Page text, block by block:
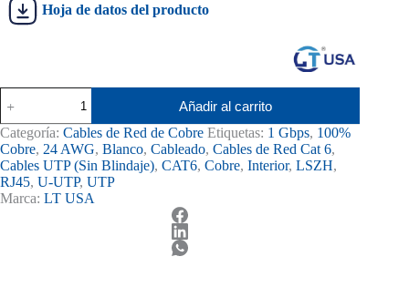
Hoja de datos del producto
U/UTP
Cat
6
Interior
LSZH
100%
Cobre
Añadir al carrito
Categoría: Cables de Red de Cobre Etiquetas: 1 Gbps, 100%
Cobre, 24 AWG, Blanco, Cableado, Cables de Red Cat 6,
Cables UTP (Sin Blindaje), CAT6, Cobre, Interior, LSZH,
RJ45, U-UTP, UTP
Marca: LT USA